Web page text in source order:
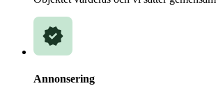
Annonsering